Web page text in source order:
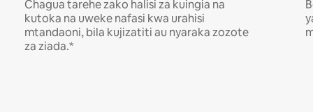
Chagua tarehe zako halisi za kuingia na
kutoka na uweke nafasi kwa urahisi
mtandaoni, bila kujizatiti au nyaraka zozote
za ziada.*